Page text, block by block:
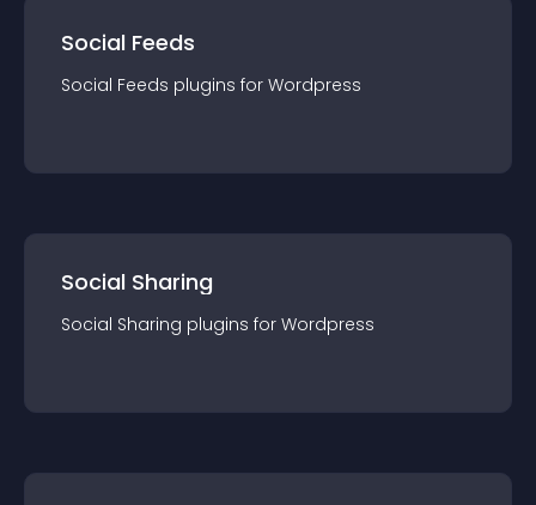
Social Feeds
Social Feeds plugins for Wordpress
Social Sharing
Social Sharing plugins for Wordpress